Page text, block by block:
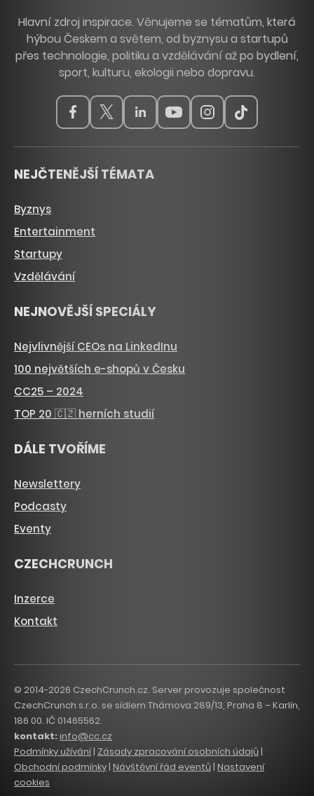
Hlavní zdroj inspirace. Věnujeme se tématům, která
hýbou Českem a světem, od byznysu a startupů
přes technologie, politiku a vzdělávání až po bydlení,
sport, kulturu, ekologii nebo dopravu.
NEJČTENĚJŠÍ TÉMATA
Byznys
Entertainment
Startupy
Vzdělávání
NEJNOVĚJŠÍ SPECIÁLY
Nejvlivnější CEOs na LinkedInu
100 největších e-shopů v Česku
CC25 – 2024
TOP 20 🇨🇿 herních studií
DÁLE TVOŘÍME
Newslettery
Podcasty
Eventy
CZECHCRUNCH
Inzerce
Kontakt
© 2014-2026 CzechCrunch.cz. Server provozuje společnost
CzechCrunch s.r.o. se sídlem Thámova 289/13, Praha 8 – Karlín,
186 00. IČ 01465562.
kontakt:info@cc.cz
Podmínky užívání| Zásady zpracování osobních údajů |
Obchodní podmínky | Návštěvní řád eventů | Nastavení
cookies